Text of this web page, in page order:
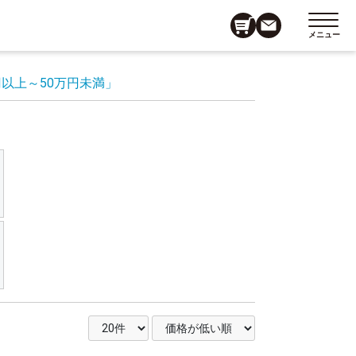
メニュー
上～50万円未満」